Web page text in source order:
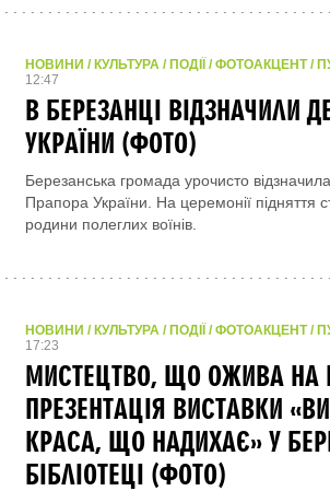
НОВИНИ / КУЛЬТУРА / ПОДІЇ / ФОТОАКЦЕНТ /
12:47
В БЕРЕЗАНЦІ ВІДЗНАЧИЛИ
УКРАЇНИ (ФОТО)
Березанська громада урочисто
Прапора України. На церемонії підняття
родини полеглих воїнів.
НОВИНИ / КУЛЬТУРА / ПОДІЇ / ФОТОАКЦЕНТ /
17:23
МИСТЕЦТВО, ЩО ОЖИВА НА
ПРЕЗЕНТАЦІЯ ВИСТАВКИ
КРАСА, ЩО НАДИХАЄ» У
БІБЛІОТЕЦІ (ФОТО)